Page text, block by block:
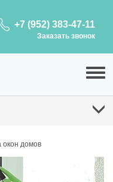
+7 (952) 383-47-11
Заказать звонок
окон домов